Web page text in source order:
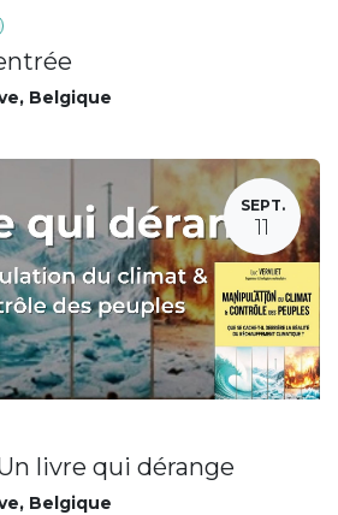
, Belgique
SEPT.
11
livre qui dérange
, Belgique